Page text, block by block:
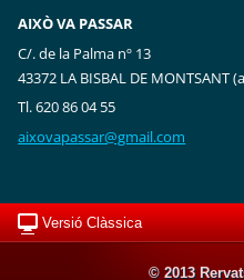
AIXÒ VA PASSAR
C/. de la Palma nº 13
43372 LA BISBAL DE MONTSANT
Tl. 620 86 04 55
aixovapassar@gmail.com
Versió Clàssica
© 2013